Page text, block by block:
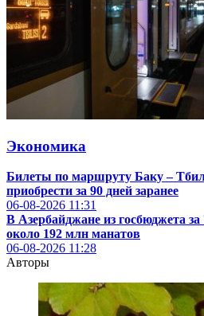
Экономика
Билеты по маршруту Баку –
приобрести за 90 дней заранее
06-08-2026 11:31
В Азербайджане из госбюджета
около 192 млн манатов
06-08-2026 11:28
Авторы